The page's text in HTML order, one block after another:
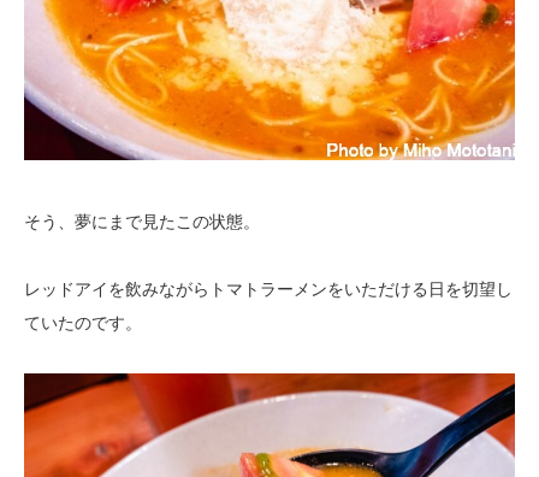
そう、夢にまで見たこの状態。
レッドアイを飲みながらトマトラーメンをいただける日を切望し
ていたのです。